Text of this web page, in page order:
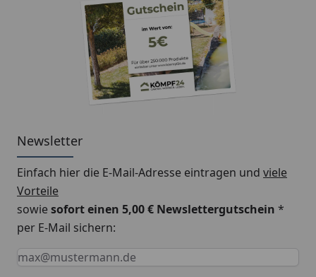
Schrauben für die Befestigung der Rinnenhalter sind
nicht im Lieferumfang enthalten.
Metall Dachrinnenset 323MB für
Satteldächer
Newsletter
Einfach hier die E-Mail-Adresse eintragen und viele
Vorteile
sowiesofort einen 5,00 € Newslettergutschein *
per E-Mail sichern:
Keine Eingabe erforderlich
Eingabe erforderlich
E-Mail *